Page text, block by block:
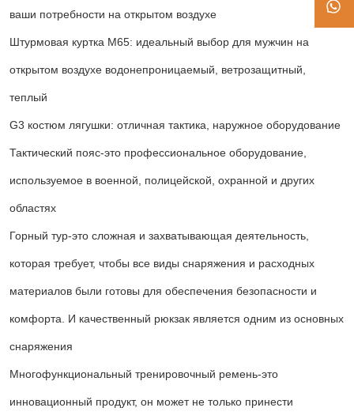
ваши потребности на открытом воздухе
Штурмовая куртка M65: идеальный выбор для мужчин на
открытом воздухе водонепроницаемый, ветрозащитный,
теплый
G3 костюм лягушки: отличная тактика, наружное оборудование
Тактический пояс-это профессиональное оборудование,
используемое в военной, полицейской, охранной и других
областях
Горный тур-это сложная и захватывающая деятельность,
которая требует, чтобы все виды снаряжения и расходных
материалов были готовы для обеспечения безопасности и
комфорта. И качественный рюкзак является одним из основных
снаряжения
Многофункциональный тренировочный ремень-это
инновационный продукт, он может не только принести